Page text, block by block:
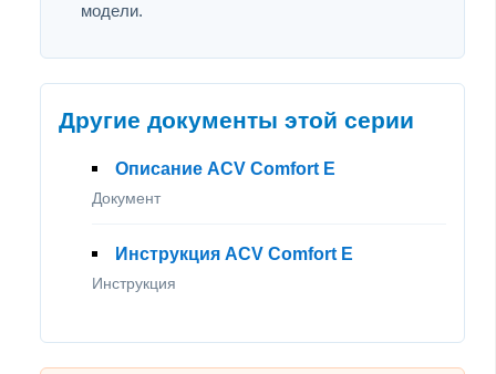
модели.
Другие документы этой серии
Описание ACV Comfort E
Документ
Инструкция ACV Comfort E
Инструкция